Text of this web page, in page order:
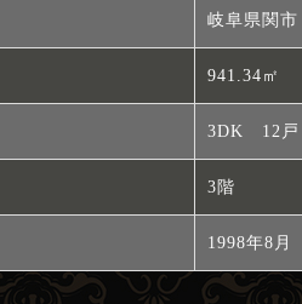
岐阜県関市
941.34㎡
3DK 12戸
3階
1998年8月